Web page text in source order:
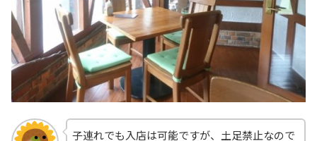
子連れでも入店は可能ですが、土足禁止なので